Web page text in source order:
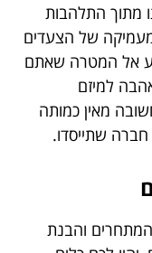
מתוך התלהבות
של הצעדים
אל המטרה שאתם
למיזם
מאין כמותה
שתייסדו.
והבנת